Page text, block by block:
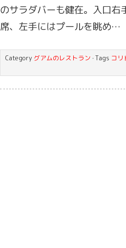
のサラダバーも健在。入口右
席、左手にはプールを眺め…
Category グアムのレストラン · Tags コリ